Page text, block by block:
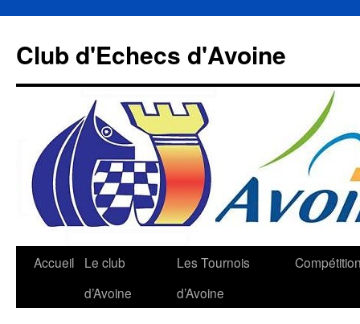
contenu
Club d'Echecs d'Avoine
Accueil
Le club
d’Avoine
Les Tournois
d’Avoine